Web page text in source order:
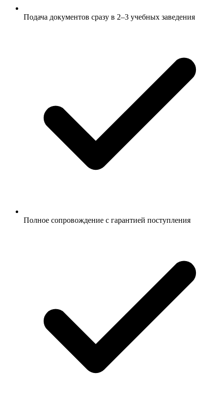
Подача документов сразу в 2–3 учебных заведения
Полное сопровождение с гарантией поступления